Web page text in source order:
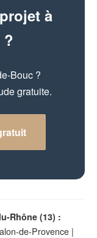
à
?
Bouc ?
gratuite.
Rhône (13) :
de-Provence |